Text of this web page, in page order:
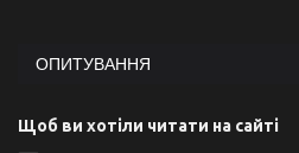
ОПИТУВАННЯ
Щоб ви хотіли читати на сайті